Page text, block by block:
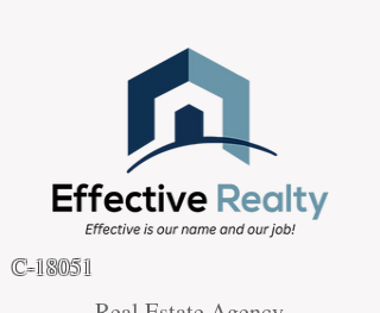
C-18051